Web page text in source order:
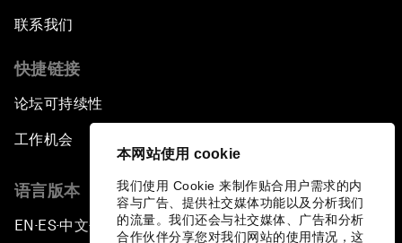
本网站使用 cookie
我们使用 Cookie 来制作贴合用户需求的内
容与广告、提供社交媒体功能以及分析我们
的流量。我们还会与社交媒体、广告和分析
合作伙伴分享您对我们网站的使用情况，这
联系我们
快捷链接
论坛可持续性
工作机会
语言版本
EN ▪ ES▪中文▪ 日本語